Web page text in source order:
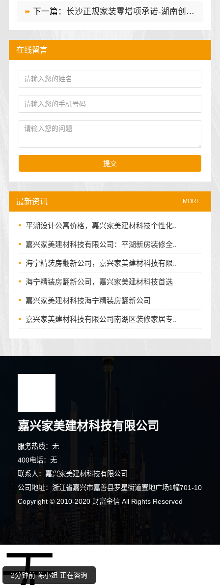
下一篇： 长沙正规家装零增项承诺-湖南创益讯建筑有限公司
最新资讯 MORE+
平湖设计公寓价格，嘉兴家美建材科技个性化..
嘉兴家美建材科技有限公司：平湖新房装修全..
海宁精装房翻新公司，嘉兴家美建材科技有限..
海宁精装房翻新公司，嘉兴家美建材科技首选
嘉兴家美建材科技海宁精装房翻新公司
嘉兴家美建材科技有限公司南湖区装修家居专..
在线留言
提交
嘉兴家美建材科技有限公司
服务热线：无
400电话：无
联系人：嘉兴家美建材科技有限公司
公司地址：浙江省嘉兴市嘉善县罗星街道置地广场1幢701-10
Copyright © 2010-2020 财富金信 All Rights Reserved
5分钟前 刘女士 正在咨询
1分钟前 苏小姐 正在咨询
8分钟前 马小姐 正在咨询